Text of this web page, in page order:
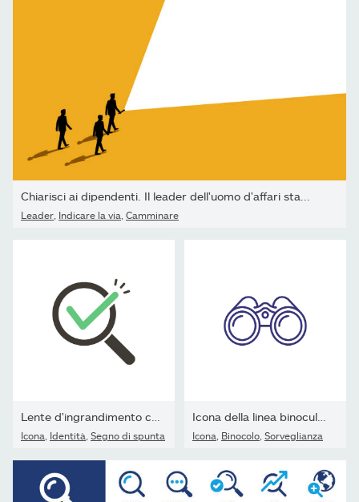
Chiarisci ai dipendenti. Il leader dell'uomo d'affari sta...
Leader Indicare la via Camminare
Icona Identità Segno di spunta Icona Binocolo Sorveglianza